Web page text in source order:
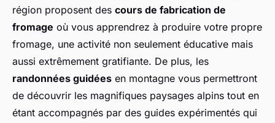
région proposent des cours de fabrication de
fromage où vous apprendrez à produire votre propre
fromage, une activité non seulement éducative mais
aussi extrêmement gratifiante. De plus, les
randonnées guidées en montagne vous permettront
de découvrir les magnifiques paysages alpins tout en
étant accompagnés par des guides expérimentés qui